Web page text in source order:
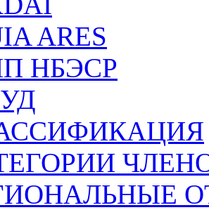
ARES
НБЭСР